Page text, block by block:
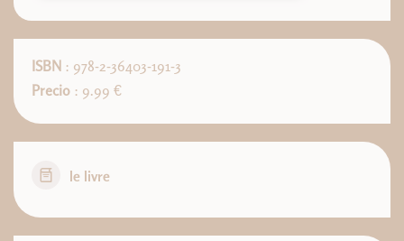
ISBN : 978-2-36403-191-3
Precio : 9.99 €
le livre